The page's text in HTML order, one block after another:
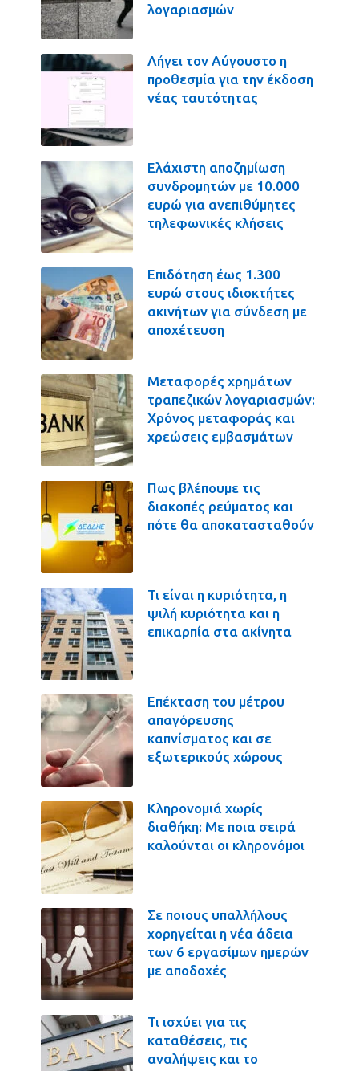
λογαριασμών
Λήγει τον Αύγουστο η
προθεσμία για την έκδοση
νέας ταυτότητας
Ελάχιστη αποζημίωση
συνδρομητών με 10.000
ευρώ για ανεπιθύμητες
τηλεφωνικές κλήσεις
Επιδότηση έως 1.300
ευρώ στους ιδιοκτήτες
ακινήτων για σύνδεση με
αποχέτευση
Μεταφορές χρημάτων
τραπεζικών λογαριασμών:
Χρόνος μεταφοράς και
χρεώσεις εμβασμάτων
Πως βλέπουμε τις
διακοπές ρεύματος και
πότε θα αποκατασταθούν
Τι είναι η κυριότητα, η
ψιλή κυριότητα και η
επικαρπία στα ακίνητα
Επέκταση του μέτρου
απαγόρευσης
καπνίσματος και σε
εξωτερικούς χώρους
Κληρονομιά χωρίς
διαθήκη: Με ποια σειρά
καλούνται οι κληρονόμοι
Σε ποιους υπαλλήλους
χορηγείται η νέα άδεια
των 6 εργασίμων ημερών
με αποδοχές
Τι ισχύει για τις
καταθέσεις, τις
αναλήψεις και το